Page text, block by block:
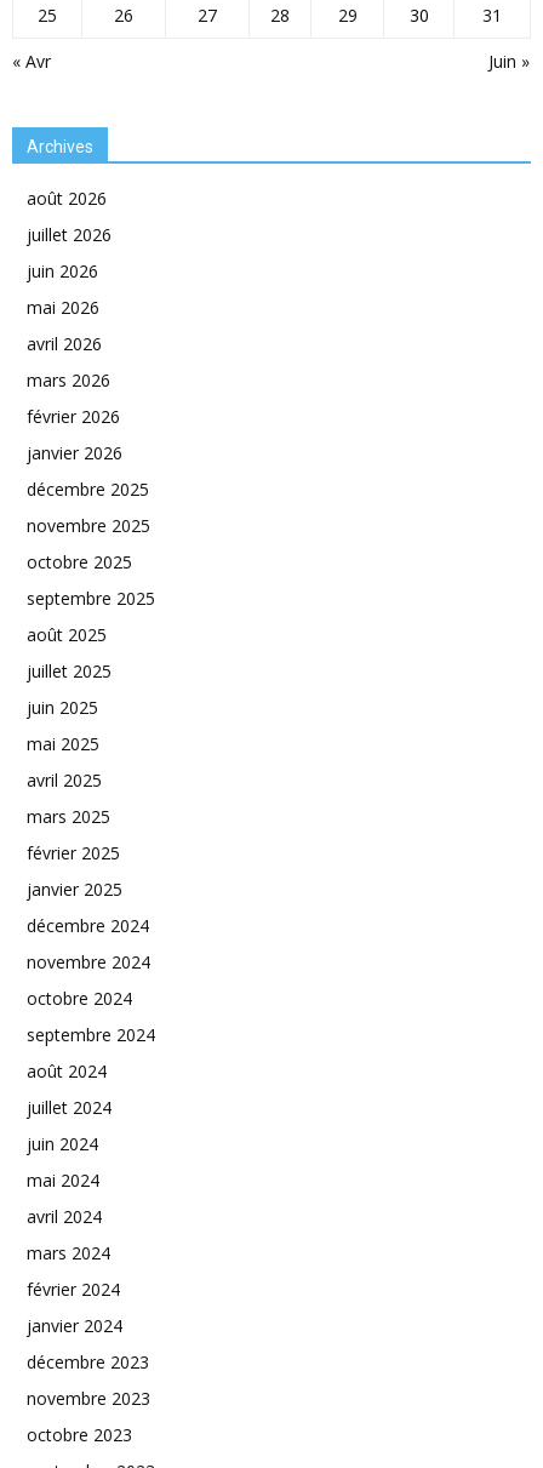
« Avr Juin »
25
26 27 28 29 30 31
Archives
août 2026
juillet 2026
juin 2026
mai 2026
avril 2026
mars 2026
février 2026
janvier 2026
décembre 2025
novembre 2025
octobre 2025
septembre 2025
août 2025
juillet 2025
juin 2025
mai 2025
avril 2025
mars 2025
février 2025
janvier 2025
décembre 2024
novembre 2024
octobre 2024
septembre 2024
août 2024
juillet 2024
juin 2024
mai 2024
avril 2024
mars 2024
février 2024
janvier 2024
décembre 2023
novembre 2023
octobre 2023